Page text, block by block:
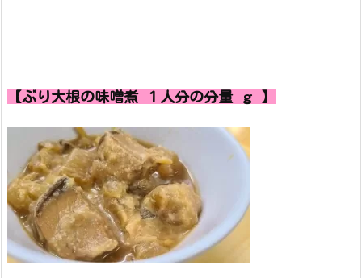
【ぶり大根の味噌煮 １人分の分量 ｇ 】